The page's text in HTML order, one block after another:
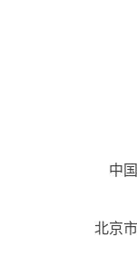
中
北京